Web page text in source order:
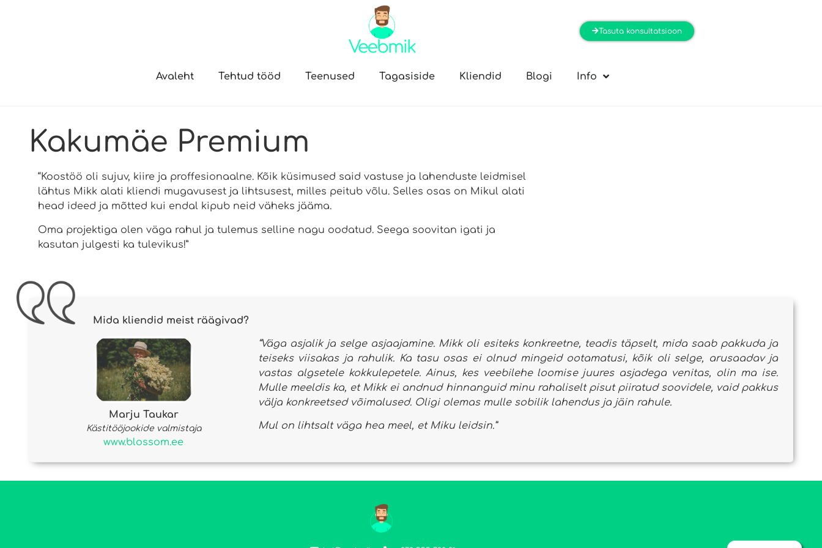
Tasuta konsultatsioon
Avaleht Tehtud tööd Teenused Tagasiside Kliendid Blogi Info
Kakumäe Premium
“Koostöö oli sujuv, kiire ja proffesionaalne. Kõik küsimused said vastuse ja lahenduste leidmisel
lähtus Mikk alati kliendi mugavusest ja lihtsusest, milles peitub võlu. Selles osas on Mikul alati
head ideed ja mõtted kui endal kipub neid väheks jääma.
Oma projektiga olen väga rahul ja tulemus selline nagu oodatud. Seega soovitan igati ja
kasutan julgesti ka tulevikus!”
Mida kliendid meist räägivad?
Marju Taukar
Kästitööjookide valmistaja
www.blossom.ee
“Väga asjalik ja selge asjaajamine. Mikk oli esiteks konkreetne, teadis täpselt, mida saab pakkuda ja
teiseks viisakas ja rahulik. Ka tasu osas ei olnud mingeid ootamatusi, kõik oli selge, arusaadav ja
vastas algsetele kokkulepetele. Ainus, kes veebilehe loomise juures asjadega venitas, olin ma ise.
Mulle meeldis ka, et Mikk ei andnud hinnanguid minu rahaliselt pisut piiratud soovidele, vaid pakkus
välja konkreetsed võimalused. Oligi olemas mulle sobilik lahendus ja jäin rahule.
Mul on lihtsalt väga hea meel, et Miku leidsin.”